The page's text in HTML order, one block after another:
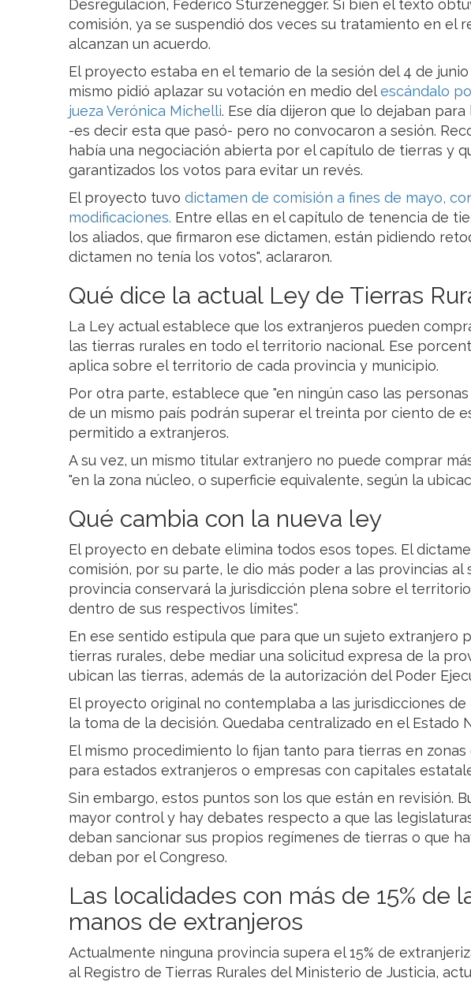
Desregulación, Federico Sturzenegger. Si bien el texto
comisión, ya se suspendió dos veces su tratamiento en el
alcanzan un acuerdo.
El proyecto estaba en el temario de la sesión del 4 de
mismo pidió aplazar su votación en medio delescándalo
jueza Verónica Michelli. Ese día dijeron que lo dejaban para
-es decir esta que pasó- pero no convocaron a sesión.
había una negociación abierta por el capítulo de tierras y
garantizados los votos para evitar un revés.
El proyecto tuvo dictamen de comisión a fines de mayo,
modificaciones. Entre ellas en el capítulo de tenencia de
los aliados, que firmaron ese dictamen, están pidiendo
dictamen no tenía los votos", aclararon.
Qué dice la actual Ley de Tierras
La Ley actual establece que los extranjeros pueden
las tierras rurales en todo el territorio nacional. Ese
aplica sobre el territorio de cada provincia y municipio.
Por otra parte, establece que "en ningún caso las personas
de un mismo país podrán superar el treinta por ciento de
permitido a extranjeros.
A su vez, un mismo titular extranjero no puede comprar
"en la zona núcleo, o superficie equivalente, según la
Qué cambia con la nueva ley
El proyecto en debate elimina todos esos topes. El
comisión, por su parte, le dio más poder a las provincias al
provincia conservará la jurisdicción plena sobre el
dentro de sus respectivos límites".
En ese sentido estipula que para que un sujeto extranjero
tierras rurales, debe mediar una solicitud expresa de la
ubican las tierras, además de la autorización del Poder
El proyecto original no contemplaba a las jurisdicciones de
la toma de la decisión. Quedaba centralizado en el Estado
El mismo procedimiento lo fijan tanto para tierras en
para estados extranjeros o empresas con capitales
Sin embargo, estos puntos son los que están en revisión.
mayor control y hay debates respecto a que las
deban sancionar sus propios regímenes de tierras o que
deban por el Congreso.
Las localidades con más de 15% de
manos de extranjeros
Actualmente ninguna provincia supera el 15% de
al Registro de Tierras Rurales del Ministerio de Justicia,